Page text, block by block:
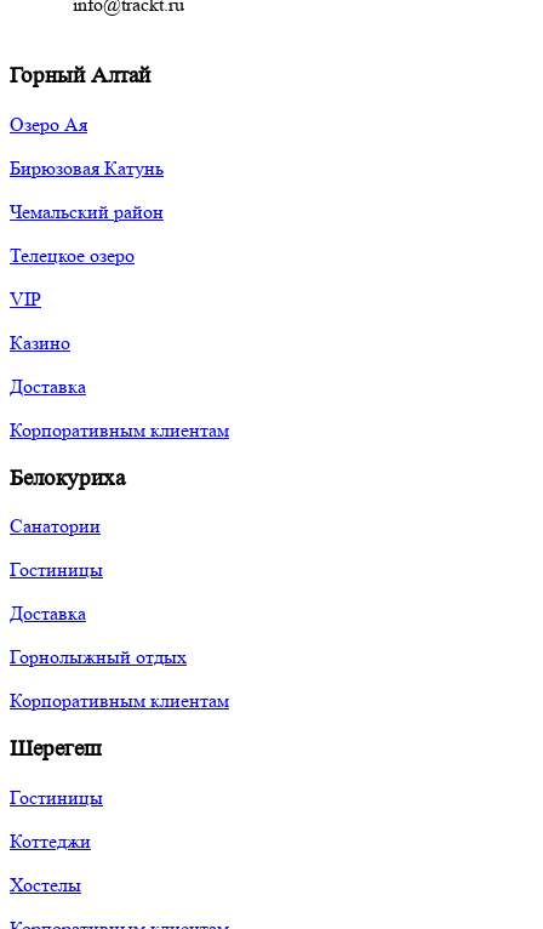
info@trackt.ru
Горный Алтай
Озеро Ая
Бирюзовая Катунь
Чемальский район
Телецкое озеро
VIP
Казино
Доставка
Корпоративным клиентам
Белокуриха
Санатории
Гостиницы
Доставка
Горнолыжный отдых
Корпоративным клиентам
Шерегеш
Гостиницы
Коттеджи
Хостелы